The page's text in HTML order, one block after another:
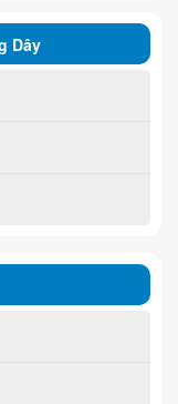
Dây